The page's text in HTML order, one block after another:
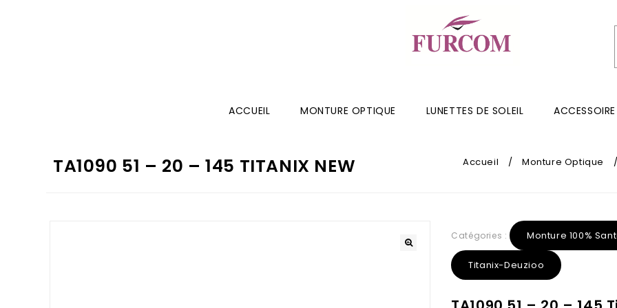
ACCUEIL MONTURE OPTIQUE LUNETTES DE SOLEIL ACCESSOIRE
TA1090 51 – 20 – 145 TITANIX NEW Accueil / Monture Optique /
Catégories : Monture 100%
Titanix-Deuzioo